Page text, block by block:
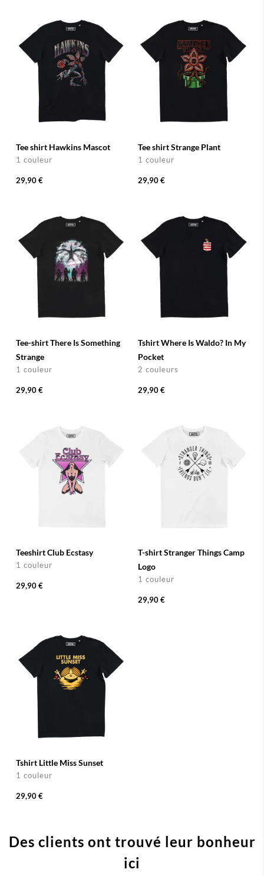
Tee shirt Hawkins Mascot
1 couleur
29,90 €
Tee shirt Strange Plant
1 couleur
29,90 €
Tee-shirt There Is Something
Strange
1 couleur
29,90 €
Tshirt Where Is Waldo? In My
Pocket
2 couleurs
29,90 €
Teeshirt Club Ecstasy
1 couleur
29,90 €
T-shirt Stranger Things Camp
Logo
1 couleur
29,90 €
Tshirt Little Miss Sunset
1 couleur
29,90 €
Des clients ont trouvé leur bonheur
ici